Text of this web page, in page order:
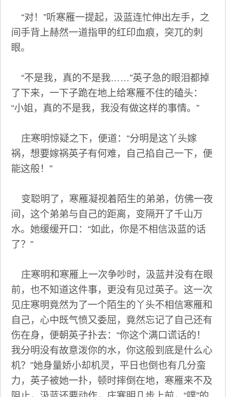
“对！”听寒雁一提起，汲蓝连忙伸出左手，之
间手背上赫然一道指甲的红印血痕，突兀的刺
眼。
“不是我，真的不是我……”英子急的眼泪都掉
了下来，一下子跪在地上给寒雁不住的磕头：
“小姐，真的不是我，我没有做这样的事情。”
庄寒明惊疑之下，便道：“分明是这丫头嫁
祸，想要嫁祸英子有何难，自己掐自己一下，便
能这般！”
变聪明了，寒雁凝视着陌生的弟弟，仿佛一夜
间，这个弟弟与自己的距离，变隔开了千山万
水。她缓缓开口：“如此，你是不相信汲蓝的话
了？”
庄寒明和寒雁上一次争吵时，汲蓝并没有在眼
前，也不知道这件事，更没有见过英子。这一次
见庄寒明竟然为了一个陌生的丫头不相信寒雁和
自己，心中既气愤又委屈，竟然忘记了自己还有
伤在身，便朝英子扑去：“你这个满口谎话的！
我分明没有故意泼你的水，你这般到底是什么心
机？”她身量娇小却机灵，平日也倒也有几分蛮
力，英子被她一扑，顿时摔倒在地，寒雁来不及